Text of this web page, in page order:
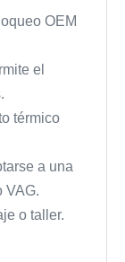
OEM
el
térmico
a una
VAG.
o taller.